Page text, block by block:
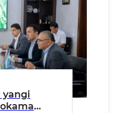
yangi